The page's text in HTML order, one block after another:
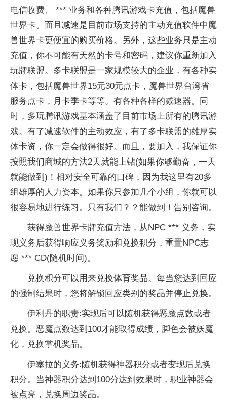
电信收费、 *** 业务和各种腾讯游戏卡充值，包括魔兽
世界卡。而且减速是目前市场支持的主动充值软件中魔
兽世界卡更便宜的购买价格。另外，这些业务只是主动
充值，你不可能有天然的卡号和密码，建议你重新加入
玩牌联盟。多卡联盟是一家规模较大的企业，有各种实
体卡，包括魔兽世界15元30元点卡，魔兽世界台湾省
服务点卡，月卡季卡等等。有各种各样的减速器。同
时，多玩腾讯游戏基本涵盖了目前市场上所有的腾讯游
戏。有了减速软件的主动效应，有了多卡联盟的雄厚实
体卡资，你一定会做得很好。而且，要加入，我保证你
按照我们商城的方法2天就能上钻(如果你够勤奋，一天
就能做到)！相对安全可靠的口碑，因为我这里有20多
组雄厚的人力资本。如果你只参加几个小组，你就可以
很容易地进行练习。只有我们？？能做到！告别咨询。
获得魔兽世界卡牌充值方法，从NPC *** 义务，实
现义务后获得响应义务奖励和兑换积分，重置NPC志
愿 *** CD(随机时间)。
兑换积分可以用来兑换体育奖品。每当您达到回应
的强制结果时，您将解锁回应类别的奖品并停止兑换。
伊利丹的职责:实现后可以随机获得恶魔点数或者
兑换。恶魔点数达到100才能取得成绩，脚色会被妖魔
化，兑换掌机奖品。
伊塞拉的义务:随机获得神器积分或者变现后兑换
积分。当神器积分达到100分达到效果时，职业神器会
被点亮，兑换周边奖品。